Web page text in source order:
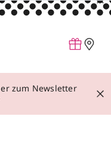
zum Newsletter